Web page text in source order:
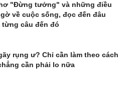
"Đừng tưởng" và những điều
về cuộc sống, đọc đến đâu
từng câu đến đó
rụng ư? Chỉ cần làm theo cách
cần phải lo nữa